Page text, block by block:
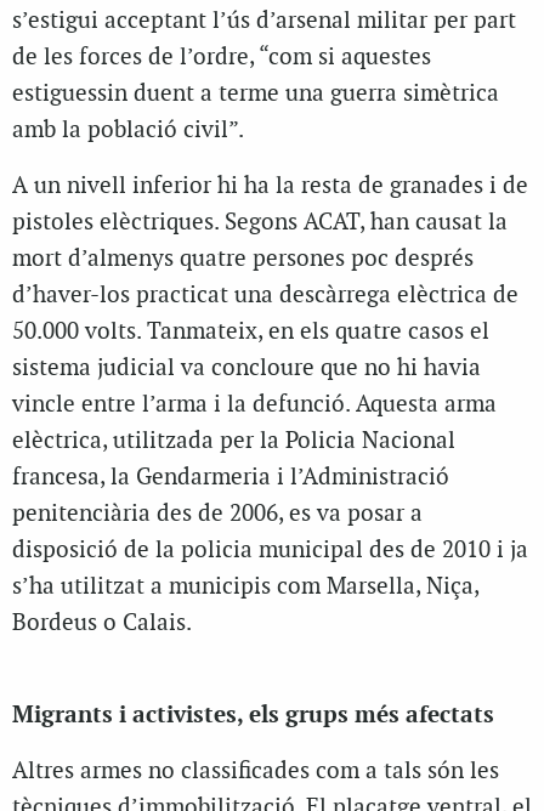
s’estigui acceptant l’ús d’arsenal militar per part
de les forces de l’ordre, “com si aquestes
estiguessin duent a terme una guerra simètrica
amb la població civil”.
A un nivell inferior hi ha la resta de granades i de
pistoles elèctriques. Segons ACAT, han causat la
mort d’almenys quatre persones poc després
d’haver-los practicat una descàrrega elèctrica de
50.000 volts. Tanmateix, en els quatre casos el
sistema judicial va concloure que no hi havia
vincle entre l’arma i la defunció. Aquesta arma
elèctrica, utilitzada per la Policia Nacional
francesa, la Gendarmeria i l’Administració
penitenciària des de 2006, es va posar a
disposició de la policia municipal des de 2010 i ja
s’ha utilitzat a municipis com Marsella, Niça,
Bordeus o Calais.
Migrants i activistes, els grups més afectats
Altres armes no classificades com a tals són les